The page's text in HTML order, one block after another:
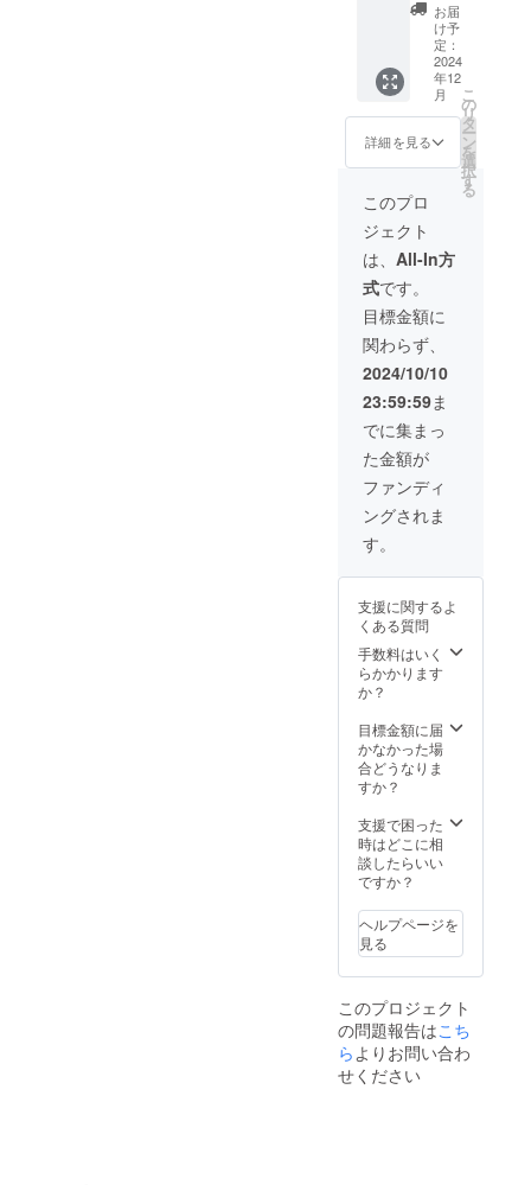
様お願
い致し
ます。
2025年
01月頃
からオ
ン
ショッ
にて一
般販売
開始予
定で
規販売
価格が
販売予
定価格
より下
がる可
能性も
ござい
品が発
可能性
があり
ます。
ご了承
頂いた
上でご
支援頂
けます
い致し
ます。
2025年
01月頃
からオ
ンライ
ン
にて一
般販売
開始予
定で
す。
材の供
給状
況、製
造工程
上の都
合等に
より出
荷時期
があり
ます。
※皆様の
支援に
より量
産効率
が向上
した場
合、正
規販売
価格が
販売予
定価格
より下
がる可
能性も
ござい
ます。
生する
可能性
があり
ます。
ご了承
頂いた
けます
様お願
い致し
01月頃
からオ
ンライ
ン
プなど
にて一
般販売
開始予
す。
SHAVE
R ×１
セット
・一般
販売予
定価
格：
12,980
円 ※リ
ターン
はすべ
て税・
送料込
みの金
額にな
りま
す。 ※
ご注文
状況、
使用部
材の供
給状
況、製
造工程
上の都
合等に
より出
荷時期
があり
※皆様の
支援に
より量
産効率
が向上
合、正
規販売
価格が
販売予
より下
がる可
能性も
ござい
類似商
品が発
生する
可能性
ます。
ご了承
頂いた
上でご
支援頂
お届
け予
定：
2024
年12
月
詳細を見る
こ
の
リ
タ
ー
ン
を
選
択
す
る
このプロ
ジェクト
は、 All-In方
式です。
目標金額に
関わらず、
2024/10/10
23:59:59ま
でに集まっ
た金額が
ファンディ
ングされま
す。
支援に関するよ
くある質問
手数料はいく
らかかります
か？
目標金額に届
かなかった場
合どうなりま
すか？
支援で困った
時はどこに相
談したらいい
ですか？
ヘルプページを
見る
このプロジェクト
の問題報告はこち
ら よりお問い合わ
せください